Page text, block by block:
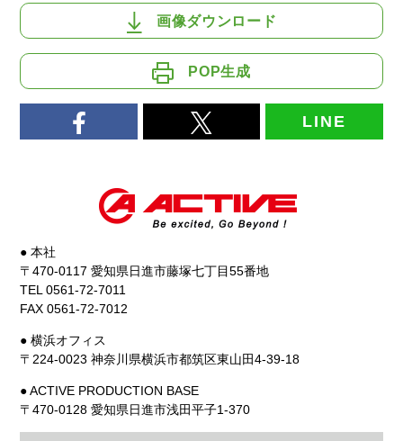
画像ダウンロード
POP生成
LINE
● 本社
〒470-0117 愛知県日進市藤塚七丁目55番地
TEL 0561-72-7011
FAX 0561-72-7012
● 横浜オフィス
〒224-0023 神奈川県横浜市都筑区東山田4-39-18
● ACTIVE PRODUCTION BASE
〒470-0128 愛知県日進市浅田平子1-370